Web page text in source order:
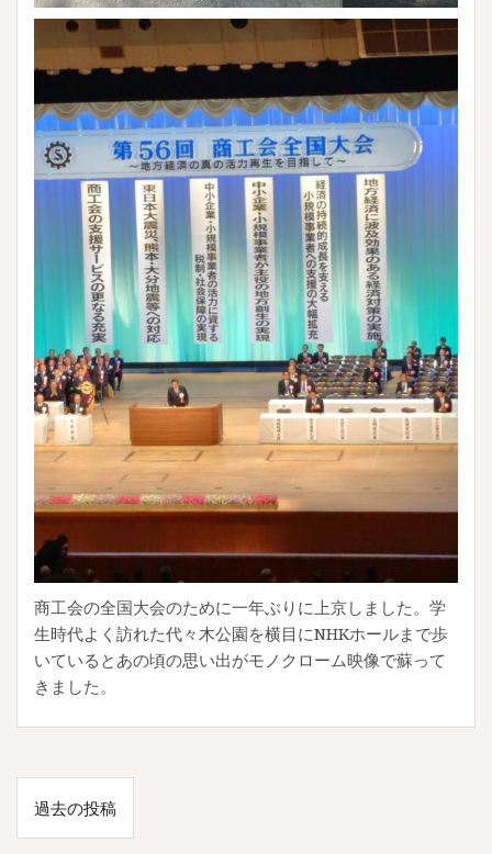
商工会の全国大会のために一年ぶりに上京しました。学
生時代よく訪れた代々木公園を横目にNHKホールまで歩
いているとあの頃の思い出がモノクローム映像で蘇って
きました。
投
稿過去の投稿